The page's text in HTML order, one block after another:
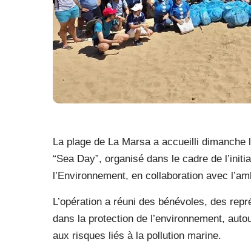
La plage de La Marsa a accueilli
“Sea Day”, organisé dans le cadre de
l’Environnement, en collaboration avec
L’opération a réuni des bénévoles, des
dans la protection de l’environnement,
aux risques liés à la pollution marine.